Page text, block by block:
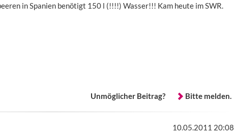
in Spanien benötigt 150 l (!!!!) Wasser!!! Kam heute im SWR.
Unmöglicher Beitrag? Bitte melden.
10.05.2011 20:08